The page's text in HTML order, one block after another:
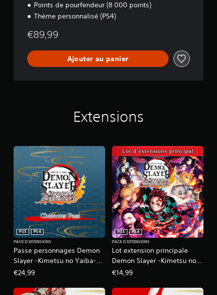
Points de pourfendeur (8 000 points)
Thème personnalisé (PS4)
€89,99
Ajouter au panier
Extensions
Passe personnages Demon
Slayer -Kimetsu no Yaiba-
The Hinokami Chronicles
PS5
PS4
PACK D'EXTENSIONS
€24,99
Lot extension principale
Demon Slayer -Kimetsu no
Yaiba- The Hinokami
PS5
PS4
PACK D'EXTENSIONS
€14,99